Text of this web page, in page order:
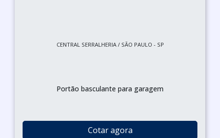
CENTRAL SERRALHERIA / SÃO PAULO - SP
Portão basculante para garagem
Cotar agora